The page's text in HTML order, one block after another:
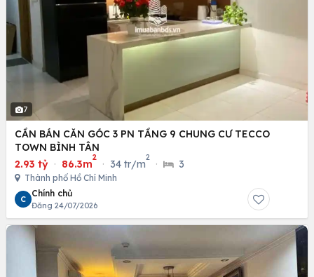
7
CẦN BÁN CĂN GÓC 3 PN TẦNG 9 CHUNG CƯ TECCO
TOWN BÌNH TÂN
2.93 tỷ · 86.3m
2
· 34 tr/m
2
· 3
Thành phố Hồ Chí Minh
C
Chính chủ
Đăng 24/07/2026